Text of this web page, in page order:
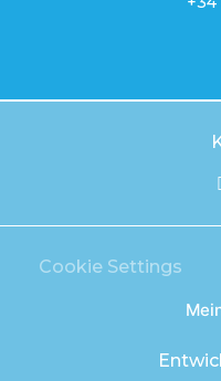
Cookie Settings